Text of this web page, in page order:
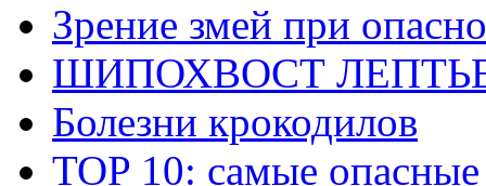
Зрение змей при
ШИПОХВОСТ
Болезни крокодилов
TOP 10: самые